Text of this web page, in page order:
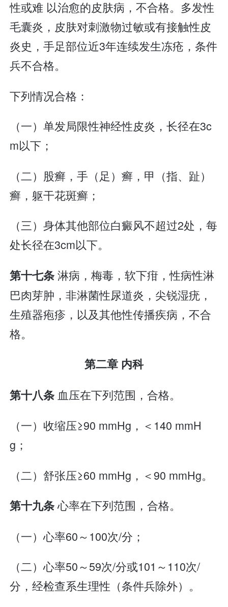
性或难 以治愈的皮肤病，不合格。多发性
毛囊炎，皮肤对刺激物过敏或有接触性皮
炎史，手足部位近3年连续发生冻疮，条件
兵不合格。
下列情况合格：
（一）单发局限性神经性皮炎，长径在3c
m以下；
（二）股癣，手（足）癣，甲（指、趾）
癣，躯干花斑癣；
（三）身体其他部位白癜风不超过2处，每
处长径在3cm以下。
第十七条淋病，梅毒，软下疳，性病性淋
巴肉芽肿，非淋菌性尿道炎，尖锐湿疣，
生殖器疱疹，以及其他性传播疾病，不合
格。
第二章 内科
第十八条 血压在下列范围，合格。
（一）收缩压≥90 mmHg，＜140 mmH
g；
（二）舒张压≥60 mmHg，＜90 mmHg。
第十九条心率在下列范围，合格。
（一）心率60～100次/分；
（二）心率50～59次/分或101～110次/
分，经检查系生理性（条件兵除外）。